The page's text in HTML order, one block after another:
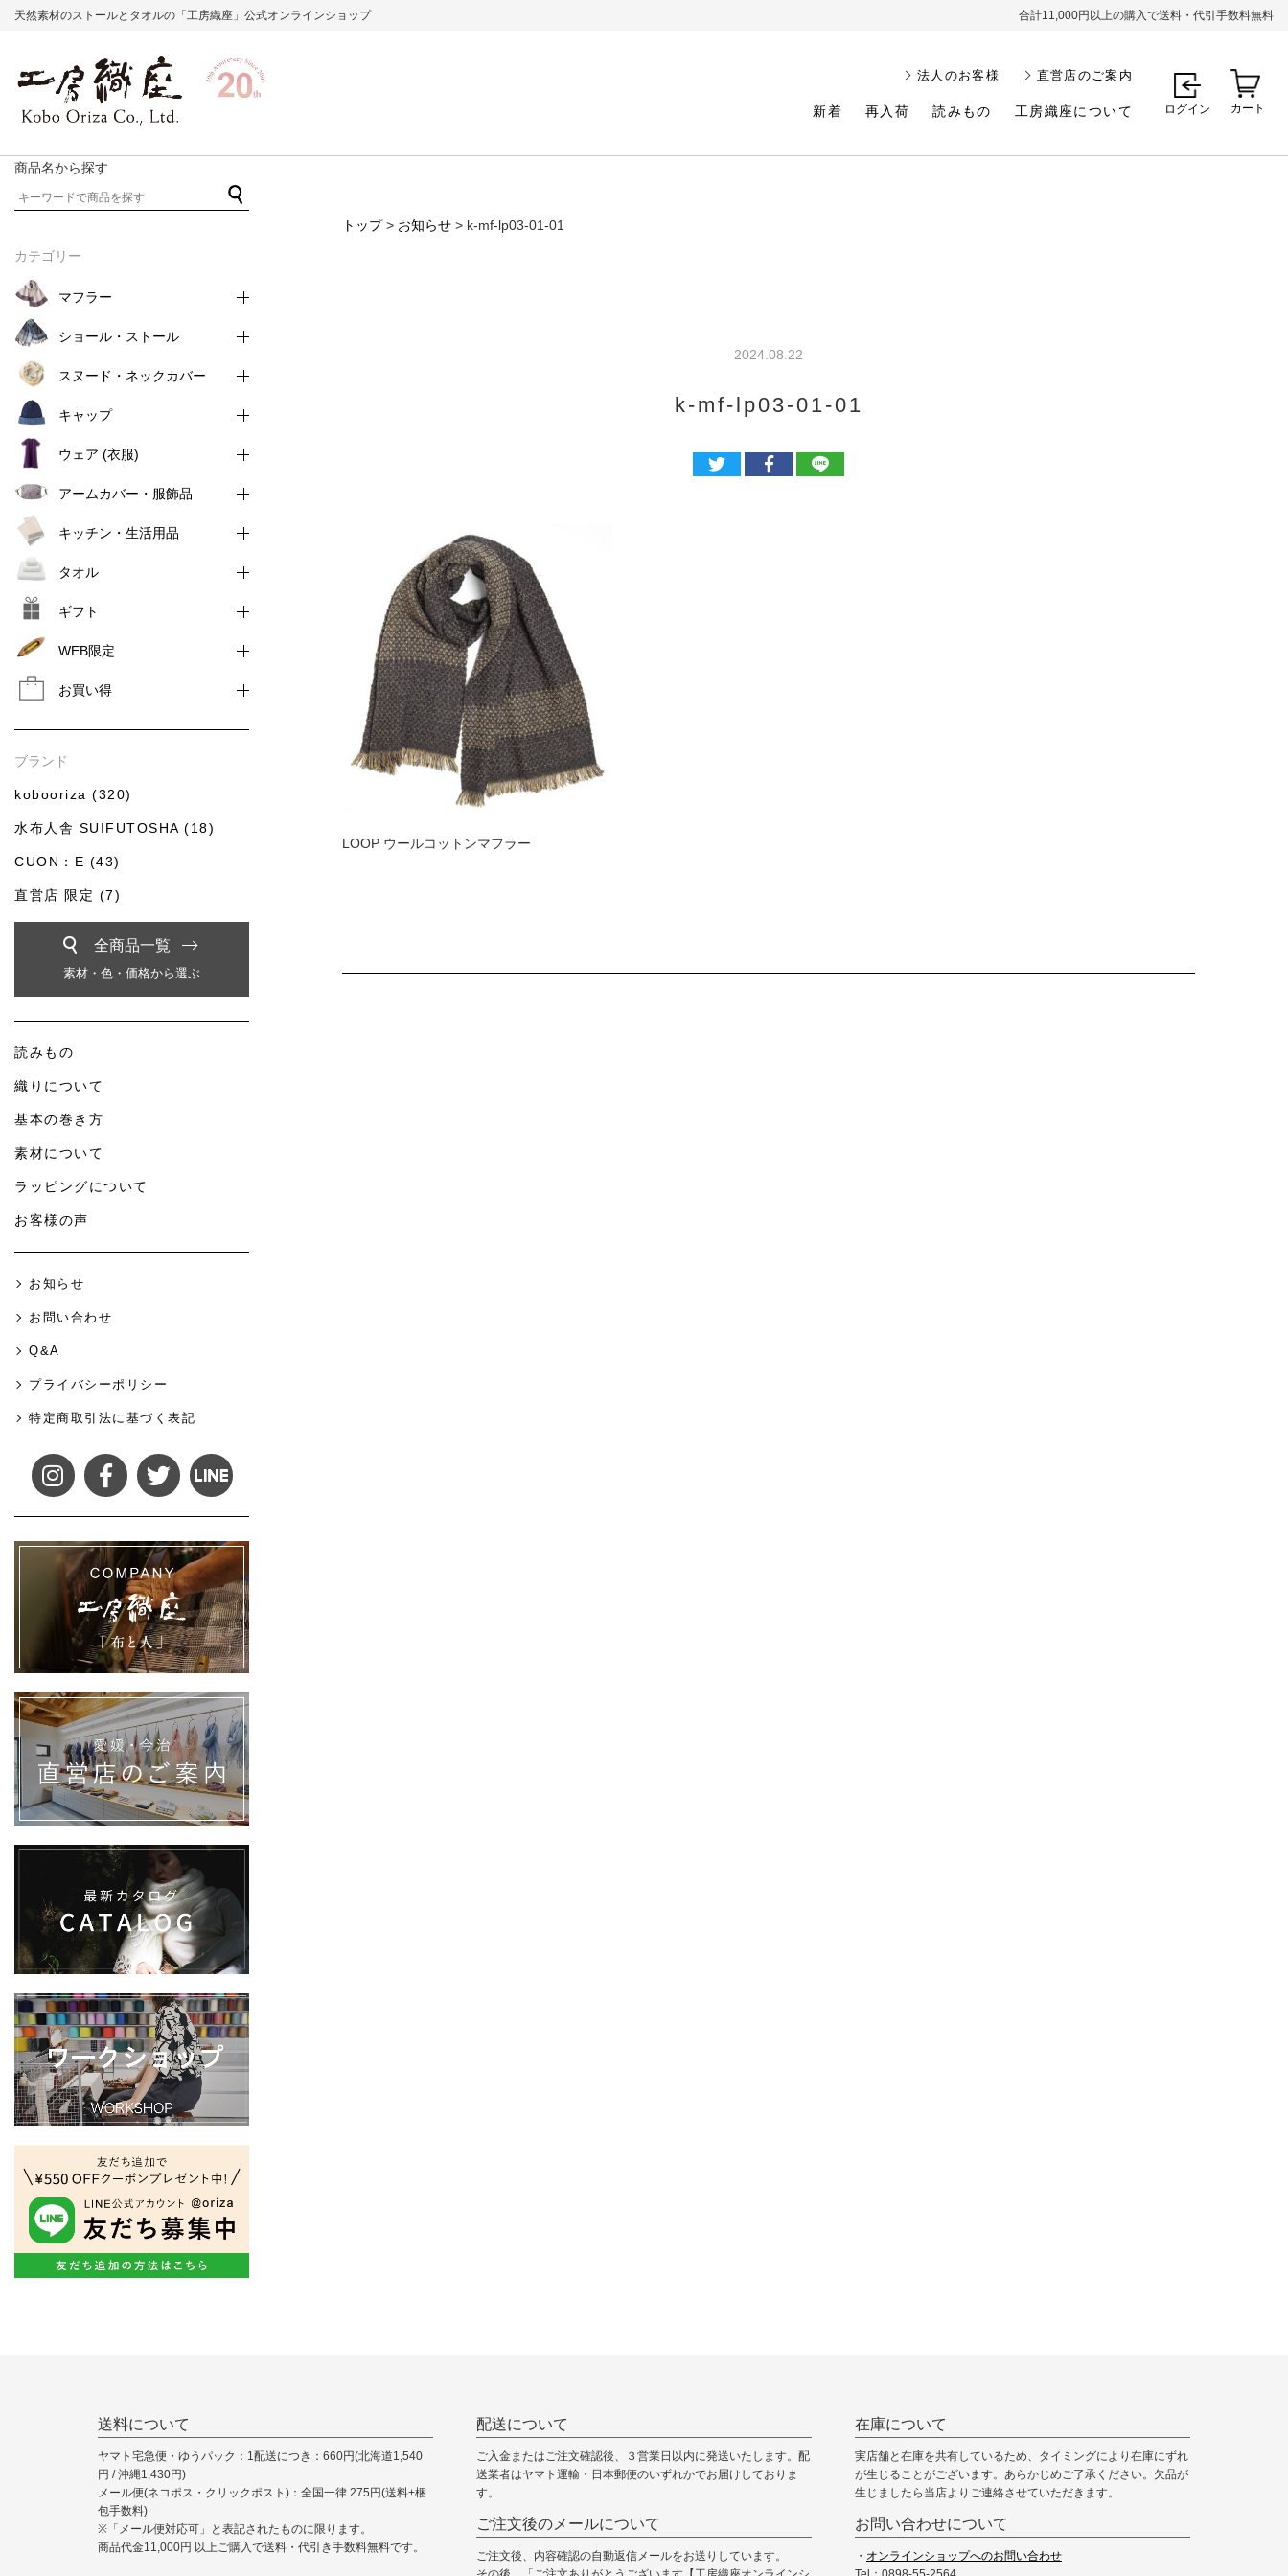
天然素材のストールとタオルの「工房織座」公式オンラインショップ 合計11,000円以上の購入で送料・代引手数料無料
新着 再入荷 読みもの 工房織座について
法人のお客様 直営店のご案内
ログイン カート
トップ> お知らせ > k-mf-lp03-01-01
2024.08.22
k-mf-lp03-01-01
LOOP ウールコットンマフラー
商品名から探す
カテゴリー
マフラー
ショール・ストール
スヌード・ネックカバー
キャップ
ウェア (衣服)
アームカバー・服飾品
キッチン・生活用品
タオル
ギフト
WEB限定
お買い得
ブランド
kobooriza (320)
水布人舎 SUIFUTOSHA (18)
CUON：E (43)
直営店 限定 (7)
全商品一覧
素材・色・価格から選ぶ
読みもの
織りについて
基本の巻き方
素材について
ラッピングについて
お客様の声
お知らせ
お問い合わせ
Q&A
プライバシーポリシー
特定商取引法に基づく表記
送料について
ヤマト宅急便・ゆうパック：1配送につき：660円(北海道1,540
円 / 沖縄1,430円)
メール便(ネコポス・クリックポスト)：全国一律 275円(送料+梱
包手数料)
※「メール便対応可」と表記されたものに限ります。
商品代金11,000円 以上ご購入で送料・代引き手数料無料です。
配送について
ご入金またはご注文確認後、３営業日以内に発送いたします。配
送業者はヤマト運輸・日本郵便のいずれかでお届けしておりま
す。
ご注文後のメールについて
ご注文後、内容確認の自動返信メールをお送りしています。
在庫について
実店舗と在庫を共有しているため、タイミングにより在庫にずれ
が生じることがございます。あらかじめご了承ください。欠品が
生じましたら当店よりご連絡させていただきます。
お問い合わせについて
・ オンラインショップへのお問い合わせ